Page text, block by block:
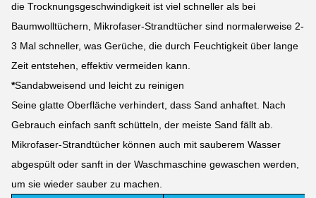
die Trocknungsgeschwindigkeit ist viel schneller als bei
Baumwolltüchern, Mikrofaser-Strandtücher sind normalerweise 2-
3 Mal schneller, was Gerüche, die durch Feuchtigkeit über lange
Zeit entstehen, effektiv vermeiden kann.
*Sandabweisend und leicht zu reinigen
Seine glatte Oberfläche verhindert, dass Sand anhaftet. Nach
Gebrauch einfach sanft schütteln, der meiste Sand fällt ab.
Mikrofaser-Strandtücher können auch mit sauberem Wasser
abgespült oder sanft in der Waschmaschine gewaschen werden,
um sie wieder sauber zu machen.